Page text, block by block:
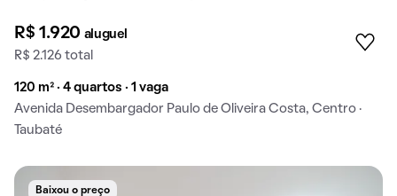
R$ 1.920 aluguel
R$ 2.126 total
120 m² · 4 quartos · 1 vaga
Avenida Desembargador Paulo de Oliveira Costa, Centro ·
Taubaté
Baixou o preço